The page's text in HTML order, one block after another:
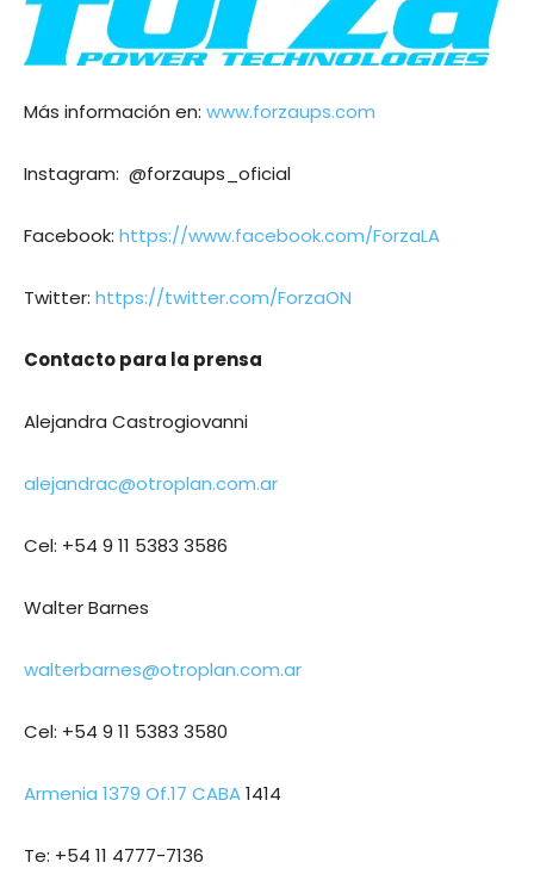
Más información en: www.forzaups.com
Instagram: @forzaups_oficial
Facebook: https://www.facebook.com/ForzaLA
Twitter: https://twitter.com/ForzaON
Contacto para la prensa
Alejandra Castrogiovanni
alejandrac@otroplan.com.ar
Cel: +54 9 11 5383 3586
Walter Barnes
walterbarnes@otroplan.com.ar
Cel: +54 9 11 5383 3580
Armenia 1379 Of.17 CABA1414
Te: +54 11 4777-7136